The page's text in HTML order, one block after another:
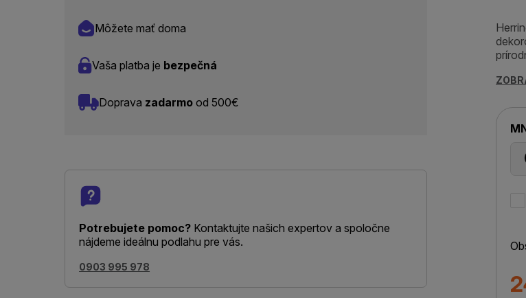
Môžete mať doma
Vaša platba je bezpečná
Doprava zadarmo od 500€
Potrebujete pomoc? Kontaktujte našich expertov a spoločne
nájdeme ideálnu podlahu pre vás.
0903 995 978